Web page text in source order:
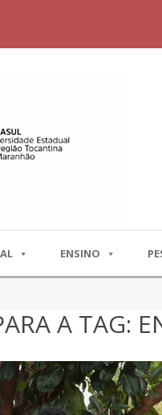
ENSINO
A TAG: